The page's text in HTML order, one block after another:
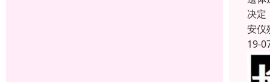
决定
安仪
19-